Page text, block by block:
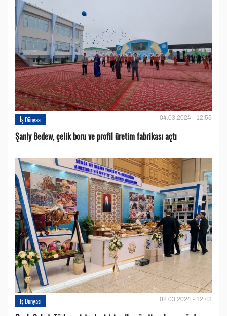
İş Dünyası 04.03.2024 - 12:55
Şanly Bedew, çelik boru ve profil üretim fabrikası açtı
İş Dünyası 02.03.2024 - 12:43